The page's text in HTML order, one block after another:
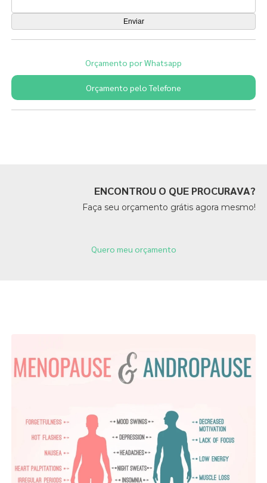
Orçamento por Whatsapp
Orçamento pelo Telefone
ENCONTROU O QUE PROCURAVA?
Faça seu orçamento grátis agora mesmo!
Quero meu orçamento